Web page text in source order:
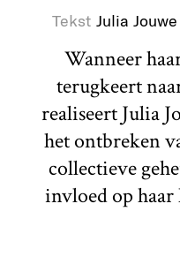
Tekst Julia Jouwe
Wanneer
terugkeert
realiseert Julia
het ontbreken
collectieve
invloed op haar